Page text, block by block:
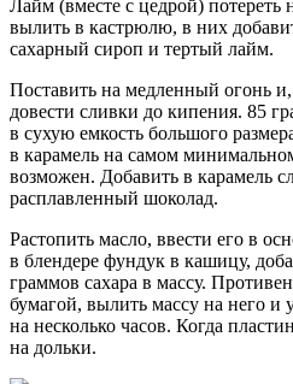
Лайм (вместе с цедрой) потереть
вылить в кастрюлю, в них
сахарный сироп и тертый лайм.
Поставить на медленный огонь
довести сливки до кипения. 85
в сухую емкость большого
в карамель на самом
возможен. Добавить в карамель
расплавленный шоколад.
Растопить масло, ввести его в
в блендере фундук в кашицу,
граммов сахара в массу.
бумагой, вылить массу на него и
на несколько часов. Когда
на дольки.